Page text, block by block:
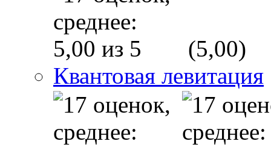
(5,00)
Квантовая левитация